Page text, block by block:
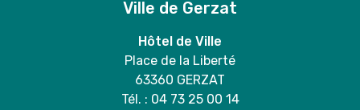
Ville de Gerzat
Hôtel de Ville
Place de la Liberté
63360 GERZAT
Tél. : 04 73 25 00 14